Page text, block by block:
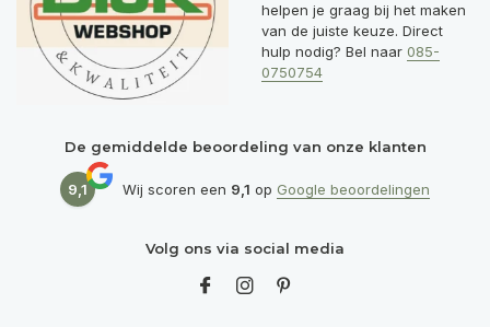
helpen je graag bij het maken
van de juiste keuze. Direct
hulp nodig? Bel naar 085-
0750754
De gemiddelde beoordeling van onze klanten
9,1 Wij scoren een 9,1 op Google beoordelingen
Volg ons via social media